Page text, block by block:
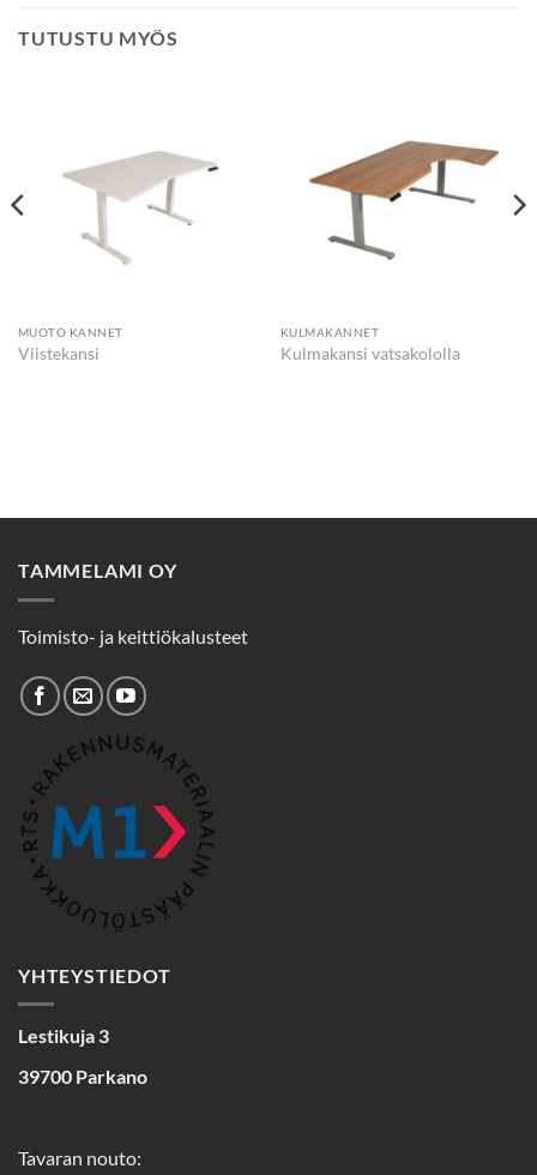
TUTUSTU MYÖS
MUOTO KANNET
Viistekansi
KULMAKANNET
Kulmakansi vatsakololla
TAMMELAMI OY
Toimisto- ja keittiökalusteet
YHTEYSTIEDOT
Lestikuja 3
39700 Parkano
Tavaran nouto: